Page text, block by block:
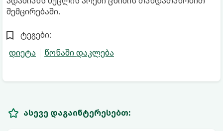
შემცირებაში.
ტეგები:
დიეტა
წონაში დაკლება
ასევე დაგაინტერესებთ: